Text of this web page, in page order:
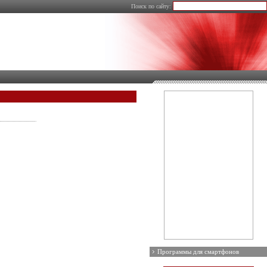
Поиск по сайту:
Программы для смартфонов